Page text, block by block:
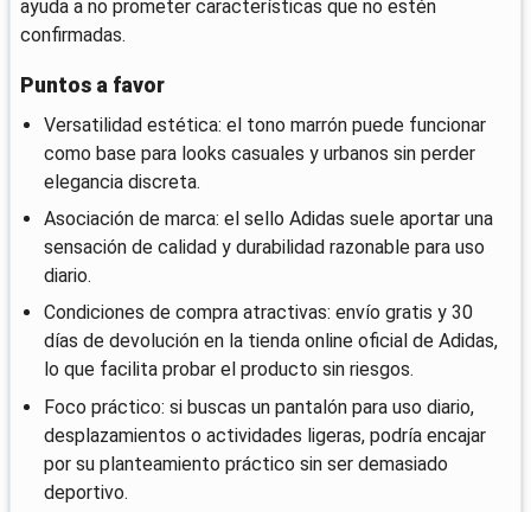
ayuda a no prometer características que no estén
confirmadas.
Puntos a favor
Versatilidad estética: el tono marrón puede funcionar
como base para looks casuales y urbanos sin perder
elegancia discreta.
Asociación de marca: el sello Adidas suele aportar una
sensación de calidad y durabilidad razonable para uso
diario.
Condiciones de compra atractivas: envío gratis y 30
días de devolución en la tienda online oficial de Adidas,
lo que facilita probar el producto sin riesgos.
Foco práctico: si buscas un pantalón para uso diario,
desplazamientos o actividades ligeras, podría encajar
por su planteamiento práctico sin ser demasiado
deportivo.